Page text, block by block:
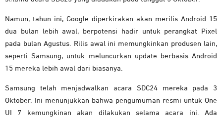
Namun, tahun ini, Google diperkirakan akan merilis Android 15
dua bulan lebih awal, berpotensi hadir untuk perangkat Pixel
pada bulan Agustus. Rilis awal ini memungkinkan produsen lain,
seperti Samsung, untuk meluncurkan update berbasis Android
15 mereka lebih awal dari biasanya.
Samsung telah menjadwalkan acara SDC24 mereka pada 3
Oktober. Ini menunjukkan bahwa pengumuman resmi untuk One
UI 7 kemungkinan akan dilakukan selama acara ini. Ada